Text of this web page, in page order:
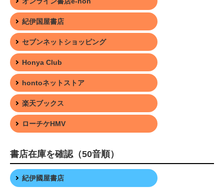
紀伊国屋書店
セブンネットショッピング
Honya Club
hontoネットストア
楽天ブックス
ローチケHMV
書店在庫を確認（50音順）
紀伊國屋書店